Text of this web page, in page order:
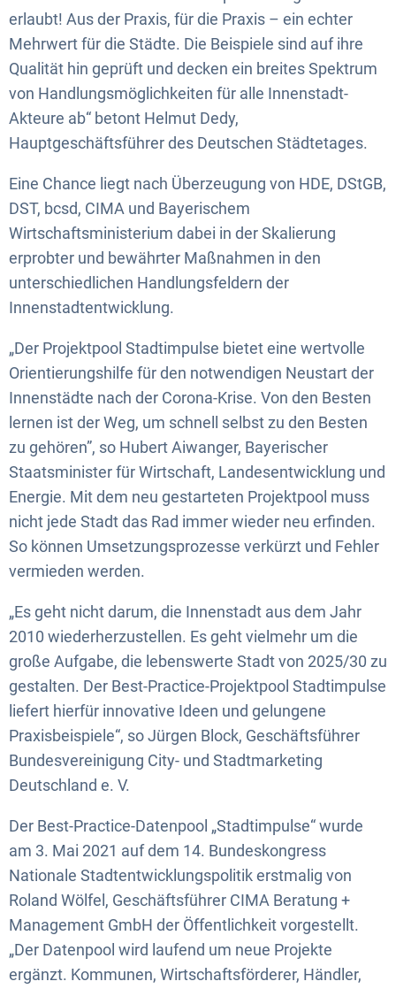
erlaubt! Aus der Praxis, für die Praxis – ein echter
Mehrwert für die Städte. Die Beispiele sind auf ihre
Qualität hin geprüft und decken ein breites Spektrum
von Handlungsmöglichkeiten für alle Innenstadt-
Akteure ab“ betont Helmut Dedy,
Hauptgeschäftsführer des Deutschen Städtetages.
Eine Chance liegt nach Überzeugung von HDE, DStGB,
DST, bcsd, CIMA und Bayerischem
Wirtschaftsministerium dabei in der Skalierung
erprobter und bewährter Maßnahmen in den
unterschiedlichen Handlungsfeldern der
Innenstadtentwicklung.
„Der Projektpool Stadtimpulse bietet eine wertvolle
Orientierungshilfe für den notwendigen Neustart der
Innenstädte nach der Corona-Krise. Von den Besten
lernen ist der Weg, um schnell selbst zu den Besten
zu gehören”, so Hubert Aiwanger, Bayerischer
Staatsminister für Wirtschaft, Landesentwicklung und
Energie. Mit dem neu gestarteten Projektpool muss
nicht jede Stadt das Rad immer wieder neu erfinden.
So können Umsetzungsprozesse verkürzt und Fehler
vermieden werden.
„Es geht nicht darum, die Innenstadt aus dem Jahr
2010 wiederherzustellen. Es geht vielmehr um die
große Aufgabe, die lebenswerte Stadt von 2025/30 zu
gestalten. Der Best-Practice-Projektpool Stadtimpulse
liefert hierfür innovative Ideen und gelungene
Praxisbeispiele“, so Jürgen Block, Geschäftsführer
Bundesvereinigung City- und Stadtmarketing
Deutschland e. V.
Der Best-Practice-Datenpool „Stadtimpulse“ wurde
am 3. Mai 2021 auf dem 14. Bundeskongress
Nationale Stadtentwicklungspolitik erstmalig von
Roland Wölfel, Geschäftsführer CIMA Beratung +
Management GmbH der Öffentlichkeit vorgestellt.
„Der Datenpool wird laufend um neue Projekte
ergänzt. Kommunen, Wirtschaftsförderer, Händler,